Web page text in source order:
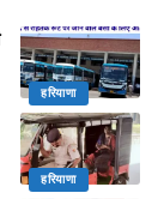
हरियाणा
हरियाणा